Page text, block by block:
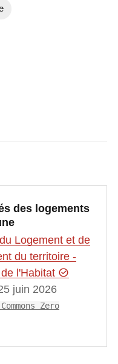
des logements
Logement et de
du territoire -
l'Habitat
juin 2026
Zero